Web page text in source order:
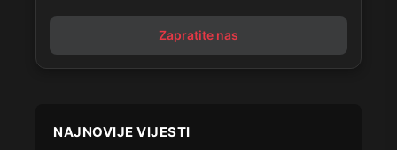
Zapratite nas
NAJNOVIJE VIJESTI